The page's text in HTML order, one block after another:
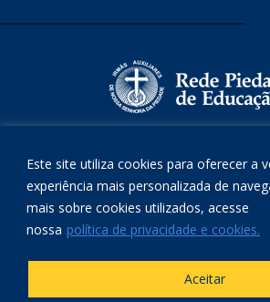
Este site utiliza cookies para oferecer a
experiência mais personalizada de
mais sobre cookies utilizados, acesse
nossa política de privacidade e cookies.
Aceitar